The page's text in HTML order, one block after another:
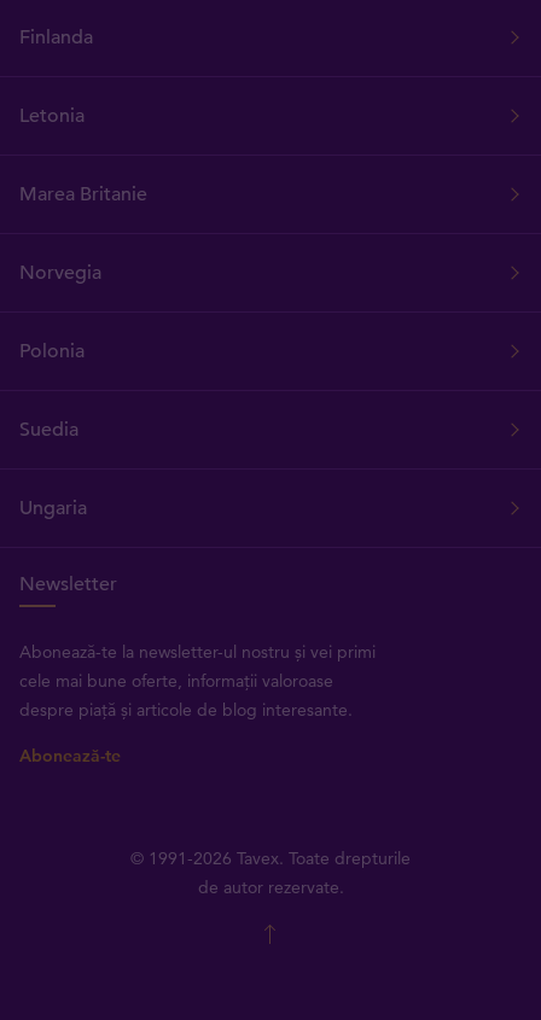
Finlanda
Letonia
Marea Britanie
Norvegia
Polonia
Suedia
Ungaria
Newsletter
Abonează-te la newsletter-ul nostru și vei primi
cele mai bune oferte, informații valoroase
despre piață și articole de blog interesante.
Abonează-te
© 1991-2026 Tavex. Toate drepturile
de autor rezervate.